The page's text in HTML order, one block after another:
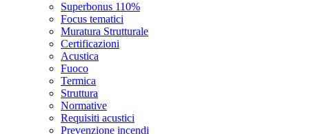
Superbonus 110%
Focus tematici
Muratura Strutturale
Certificazioni
Acustica
Fuoco
Termica
Struttura
Normative
Requisiti acustici
Prevenzione incendi